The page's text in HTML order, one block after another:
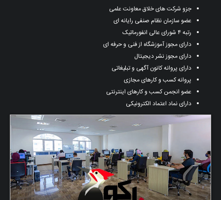
جزو شرکت های خلاق معاونت علمی
عضو سازمان نظام صنفی رایانه ای
رتبه ۴ شورای عالی انفورماتیک
دارای مجوز آموزشگاه از فنی و حرفه ای
دارای مجوز نشر دیجیتال
دارای پروانه کانون آگهی و تبلیغاتی
پروانه کسب و کارهای مجازی
عضو انجمن کسب و کارهای اینترنتی
دارای نماد اعتماد الکترونیکی